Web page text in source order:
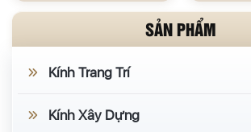
SẢN PHẨM
Kính Trang Trí
Kính Xây Dựng